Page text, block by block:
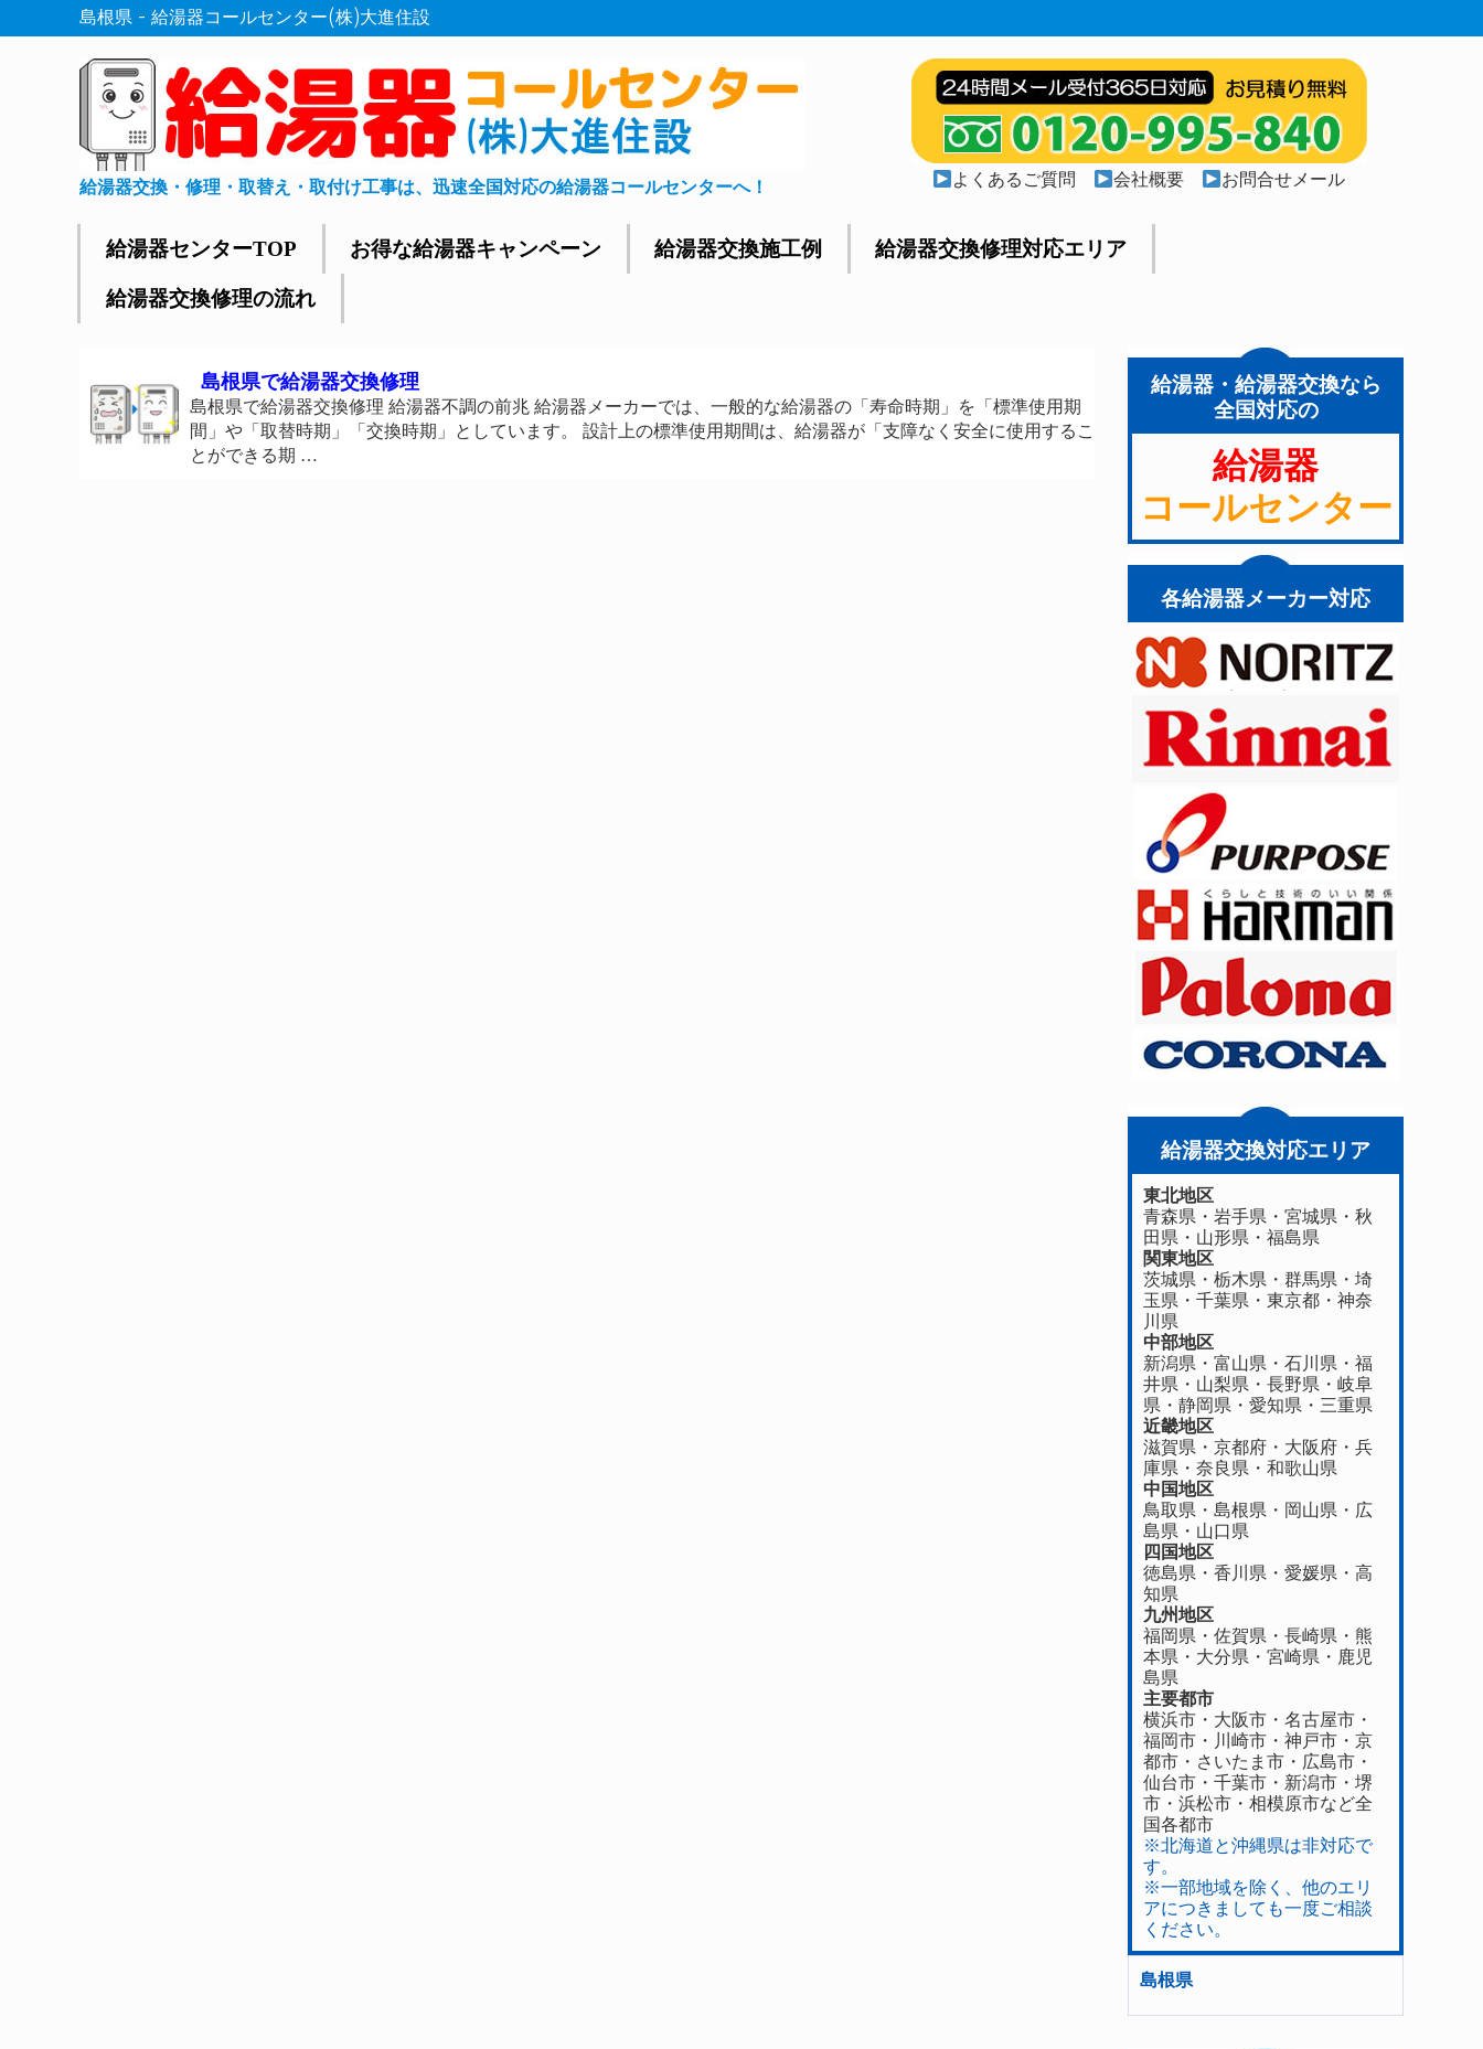
島根県 - 給湯器コールセンター(株)大進住設
給湯器交換・修理・取替え・取付け工事は、迅速全国対応の給湯器コールセンターへ！ よくあるご質問 会社概要 お問合せメール
給湯器センターTOP お得な給湯器キャンペーン 給湯器交換施工例 給湯器交換修理対応エリア
給湯器交換修理の流れ
島根県で給湯器交換修理
島根県で給湯器交換修理 給湯器不調の前兆 給湯器メーカーでは、一般的な給湯器の「寿命時期」を「標準使用期
間」や「取替時期」「交換時期」としています。 設計上の標準使用期間は、給湯器が「支障なく安全に使用するこ
とができる期 …
給湯器・給湯器交換なら
全国対応の
給湯器
コールセンター
各給湯器メーカー対応
給湯器交換対応エリア
東北地区
青森県 ・ 岩手県 ・ 宮城県 ・ 秋
田県 ・ 山形県 ・ 福島県
関東地区
茨城県 ・ 栃木県 ・ 群馬県 ・ 埼
玉県 ・ 千葉県 ・ 東京都 ・ 神奈
川県
中部地区
新潟県 ・ 富山県 ・ 石川県 ・ 福
井県 ・ 山梨県 ・ 長野県 ・ 岐阜
県 ・ 静岡県 ・ 愛知県 ・ 三重県
近畿地区
滋賀県 ・ 京都府 ・ 大阪府 ・ 兵
庫県 ・ 奈良県 ・ 和歌山県
中国地区
鳥取県 ・ 島根県 ・ 岡山県 ・ 広
島県 ・ 山口県
四国地区
徳島県 ・香川県・ 愛媛県 ・ 高
知県
九州地区
福岡県 ・ 佐賀県 ・長崎県・ 熊
本県 ・ 大分県 ・ 宮崎県 ・ 鹿児
島県
主要都市
横浜市・大阪市・名古屋市・
福岡市・川崎市・神戸市・京
都市・さいたま市・広島市・
仙台市・千葉市・新潟市・堺
市・浜松市・相模原市など全
国各都市
※北海道と沖縄県は非対応で
す。
※一部地域を除く、他のエリ
アにつきましても一度ご相談
ください。
島根県